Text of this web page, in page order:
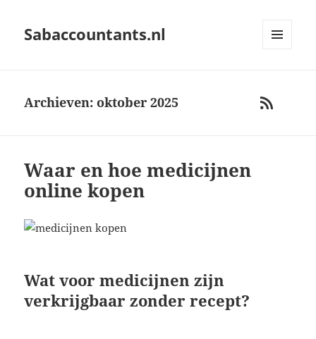
Sabaccountants.nl
RSS
Archieven: oktober 2025
Waar en hoe medicijnen
online kopen
Wat voor medicijnen zijn
verkrijgbaar zonder recept?